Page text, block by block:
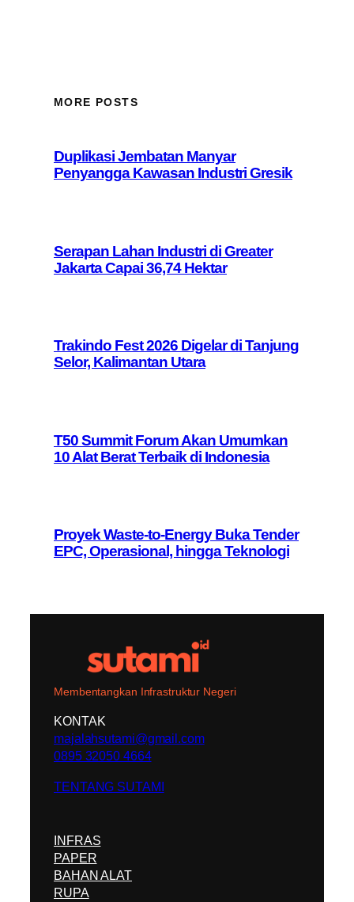
MORE POSTS
Duplikasi Jembatan Manyar
Penyangga Kawasan Industri Gresik
Serapan Lahan Industri di Greater
Jakarta Capai 36,74 Hektar
Trakindo Fest 2026 Digelar di Tanjung
Selor, Kalimantan Utara
T50 Summit Forum Akan Umumkan
10 Alat Berat Terbaik di Indonesia
Proyek Waste-to-Energy Buka Tender
EPC, Operasional, hingga Teknologi
Membentangkan Infrastruktur Negeri
KONTAK
majalahsutami@gmail.com
0895 32050 4664
TENTANG SUTAMI
INFRAS
PAPER
BAHAN ALAT
RUPA